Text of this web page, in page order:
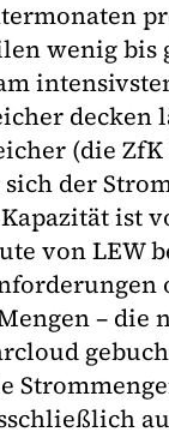
wenig
decken
(die
der
ist
von LEW
–